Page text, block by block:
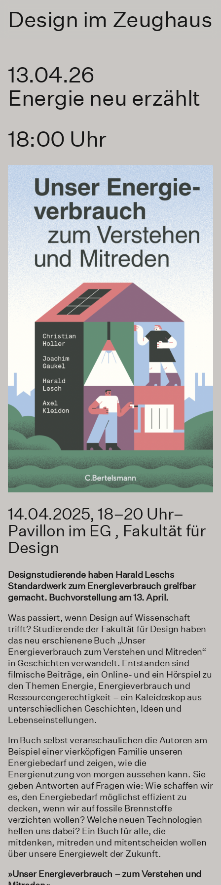
Design im Zeughaus
13.04.26
Energie neu erzählt
18:00 Uhr
14.04.2025, 18–20 Uhr–
Pavillon im EG , Fakultät für
Design
Designstudierende haben Harald Leschs
Standardwerk zum Energieverbrauch greifbar
gemacht. Buchvorstellung am 13. April.
Was passiert, wenn Design auf Wissenschaft
trifft? Studierende der Fakultät für Design haben
das neu erschienene Buch „Unser
Energieverbrauch zum Verstehen und Mitreden“
in Geschichten verwandelt. Entstanden sind
filmische Beiträge, ein Online- und ein Hörspiel zu
den Themen Energie, Energieverbrauch und
Ressourcengerechtigkeit – ein Kaleidoskop aus
unterschiedlichen Geschichten, Ideen und
Lebenseinstellungen.
Im Buch selbst veranschaulichen die Autoren am
Beispiel einer vierköpfigen Familie unseren
Energiebedarf und zeigen, wie die
Energienutzung von morgen aussehen kann. Sie
geben Antworten auf Fragen wie: Wie schaffen wir
es, den Energiebedarf möglichst effizient zu
decken, wenn wir auf fossile Brennstoffe
verzichten wollen? Welche neuen Technologien
helfen uns dabei? Ein Buch für alle, die
mitdenken, mitreden und mitentscheiden wollen
über unsere Energiewelt der Zukunft.
»Unser Energieverbrauch – zum Verstehen und